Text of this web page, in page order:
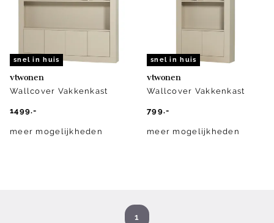
snel in huis
vtwonen
Wallcover Vakkenkast
1499.-
meer mogelijkheden
snel in huis
vtwonen
Wallcover Vakkenkast
799.-
meer mogelijkheden
1